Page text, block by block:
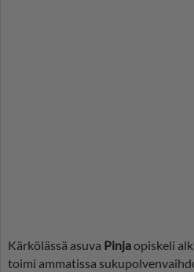
Kärkölässä asuva Pinjaopiskeli
toimi ammatissa